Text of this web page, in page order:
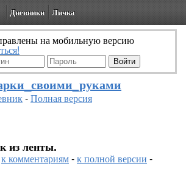
Дневники Личка
на мобильную версию
-Полная версия
из ленты.
к комментариям-к полной версии -